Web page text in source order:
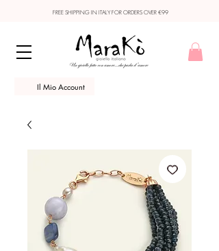
Il Mio Account
FREE SHIPPING IN ITALY FOR ORDERS OVER €99